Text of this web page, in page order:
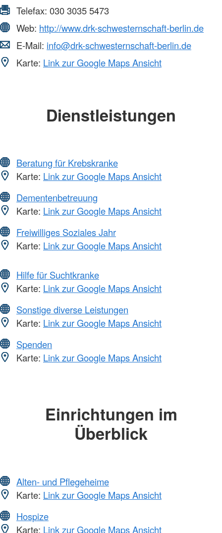
Telefax: 030 3035 5473
Web: http://www.drk-schwesternschaft-berlin.de
E-Mail: info@drk-schwesternschaft-berlin.de
Karte: Link zur Google Maps Ansicht
Dienstleistungen
Beratung für Krebskranke
Karte: Link zur Google Maps Ansicht
Dementenbetreuung
Karte: Link zur Google Maps Ansicht
Freiwilliges Soziales Jahr
Karte: Link zur Google Maps Ansicht
Hilfe für Suchtkranke
Karte: Link zur Google Maps Ansicht
Sonstige diverse Leistungen
Karte: Link zur Google Maps Ansicht
Spenden
Karte: Link zur Google Maps Ansicht
Einrichtungen im
Überblick
Alten- und Pflegeheime
Karte: Link zur Google Maps Ansicht
Hospize
Karte: Link zur Google Maps Ansicht